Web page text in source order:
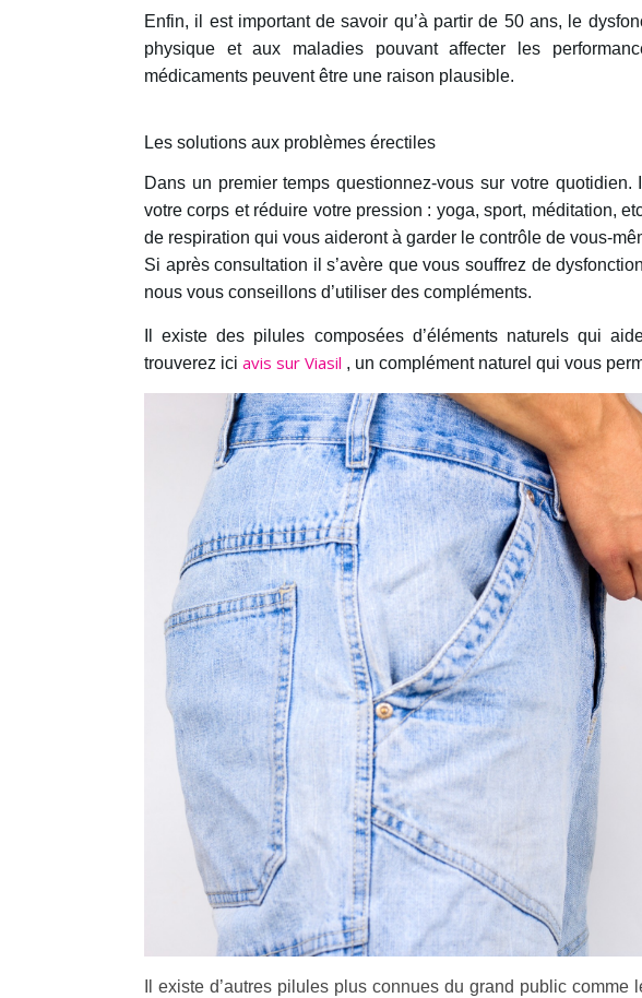
Enfin, il est important de savoir qu’à partir de 50 ans, le
physique et aux maladies pouvant affecter les
médicaments peuvent être une raison plausible.
Les solutions aux problèmes érectiles
Dans un premier temps questionnez-vous sur votre
votre corps et réduire votre pression : yoga, sport, méditation,
de respiration qui vous aideront à garder le contrôle de vous-
Si après consultation il s’avère que vous souffrez de
nous vous conseillons d’utiliser des compléments.
Il existe des pilules composées d’éléments naturels qui
trouverez ici avis sur Viasil , un complément naturel qui vous
Il existe d’autres pilules plus connues du grand public